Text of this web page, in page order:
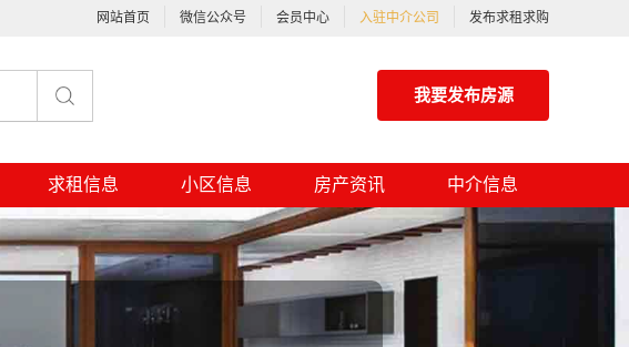
网站首页 微信公众号 会员中心 入驻中介公司 发布求租求购
我要发布房源
求租信息 小区信息 房产资讯 中介信息